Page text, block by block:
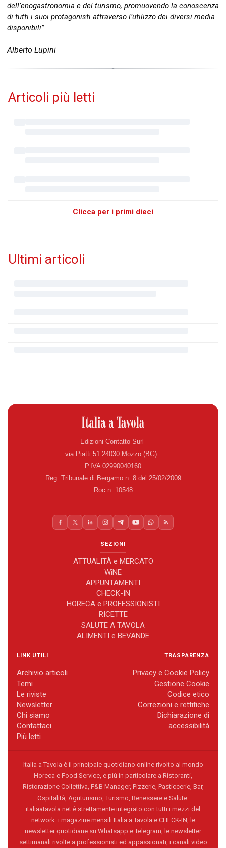
dell’enogastronomia e del turismo, promuovendo la conoscenza
di tutti i suoi protagonisti attraverso l’utilizzo dei diversi media
disponibili”
Alberto Lupini
Articoli più letti
Clicca per i primi dieci
Ultimi articoli
Edizioni Contatto Surl
via Piatti 51 24030 Mozzo (BG)
P.IVA 02990040160
Reg. Tribunale di Bergamo n. 8 del 25/02/2009
Roc n. 10548
SEZIONI
ATTUALITÀ e MERCATO
WiNE
APPUNTAMENTI
CHECK-IN
HORECA e PROFESSIONISTI
RICETTE
SALUTE A TAVOLA
ALIMENTI e BEVANDE
LINK UTILI
Archivio articoli
Temi
Le riviste
Newsletter
Chi siamo
Contattaci
Più letti
TRASPARENZA
Privacy e Cookie Policy
Gestione Cookie
Codice etico
Correzioni e rettifiche
Dichiarazione di
accessibilità
Italia a Tavola è il principale quotidiano online rivolto al mondo
Horeca e Food Service, e più in particolare a Ristoranti,
Ristorazione Collettiva, F&B Manager, Pizzerie, Pasticcerie, Bar,
Ospitalità, Agriturismo, Turismo, Benessere e Salute.
italiaatavola.net è strettamente integrato con tutti i mezzi del
network: i magazine mensili Italia a Tavola e CHECK-IN, le
newsletter quotidiane su Whatsapp e Telegram, le newsletter
settimanali rivolte a professionisti ed appassionati, i canali video